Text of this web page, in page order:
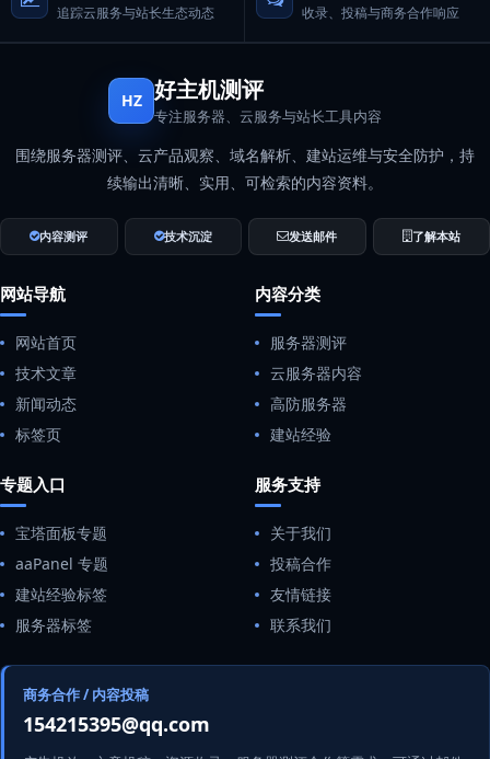
追踪云服务与站长生态动态 收录、投稿与商务合作响应
HZ 好主机测评
专注服务器、云服务与站长工具内容
围绕服务器测评、云产品观察、域名解析、建站运维与安全防护，持
续输出清晰、实用、可检索的内容资料。
内容测评 技术沉淀 发送邮件 了解本站
网站导航
网站首页
技术文章
新闻动态
标签页
内容分类
服务器测评
云服务器内容
高防服务器
建站经验
专题入口
宝塔面板专题
aaPanel 专题
建站经验标签
服务器标签
服务支持
关于我们
投稿合作
友情链接
联系我们
商务合作 / 内容投稿
154215395@qq.com